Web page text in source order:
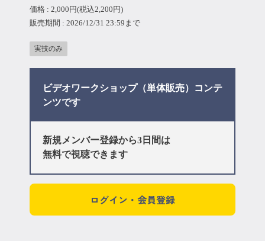
会員規約について
クラス参加にあたっての同意書
プライバシーポリシー
価格 : 2,000円(税込2,200円)
販売期間 : 2026/12/31 23:59まで
実技のみ
ビデオワークショップ（単体販売）コンテ
ンツです
新規メンバー登録から3日間は
無料で視聴できます
ログイン・会員登録